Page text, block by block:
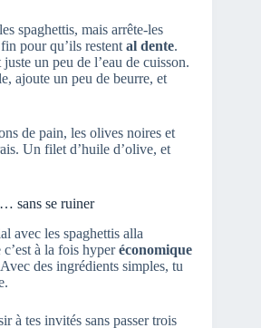
spaghettis, mais arrête-les
pour qu’ils restent al dente.
un peu de l’eau de cuisson.
ajoute un peu de beurre, et
de pain, les olives noires et
Un filet d’huile d’olive, et
sans se ruiner
avec les spaghettis alla
c’est à la fois hyperéconomique
des ingrédients simples, tu
à tes invités sans passer trois